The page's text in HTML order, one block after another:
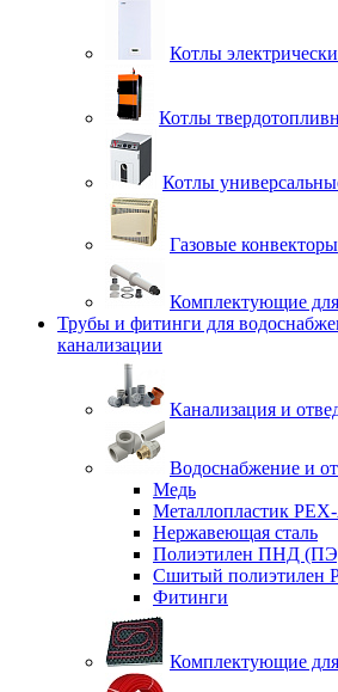
Котлы
Котлы
Котлы
Газовые конвекторы
Комплектующие для
Трубы и фитинги для
канализации
Канализация и
Водоснабжение и
Медь
Металлопластик
Нержавеющая сталь
Полиэтилен ПНД
Сшитый полиэтилен
Фитинги
Комплектующие для